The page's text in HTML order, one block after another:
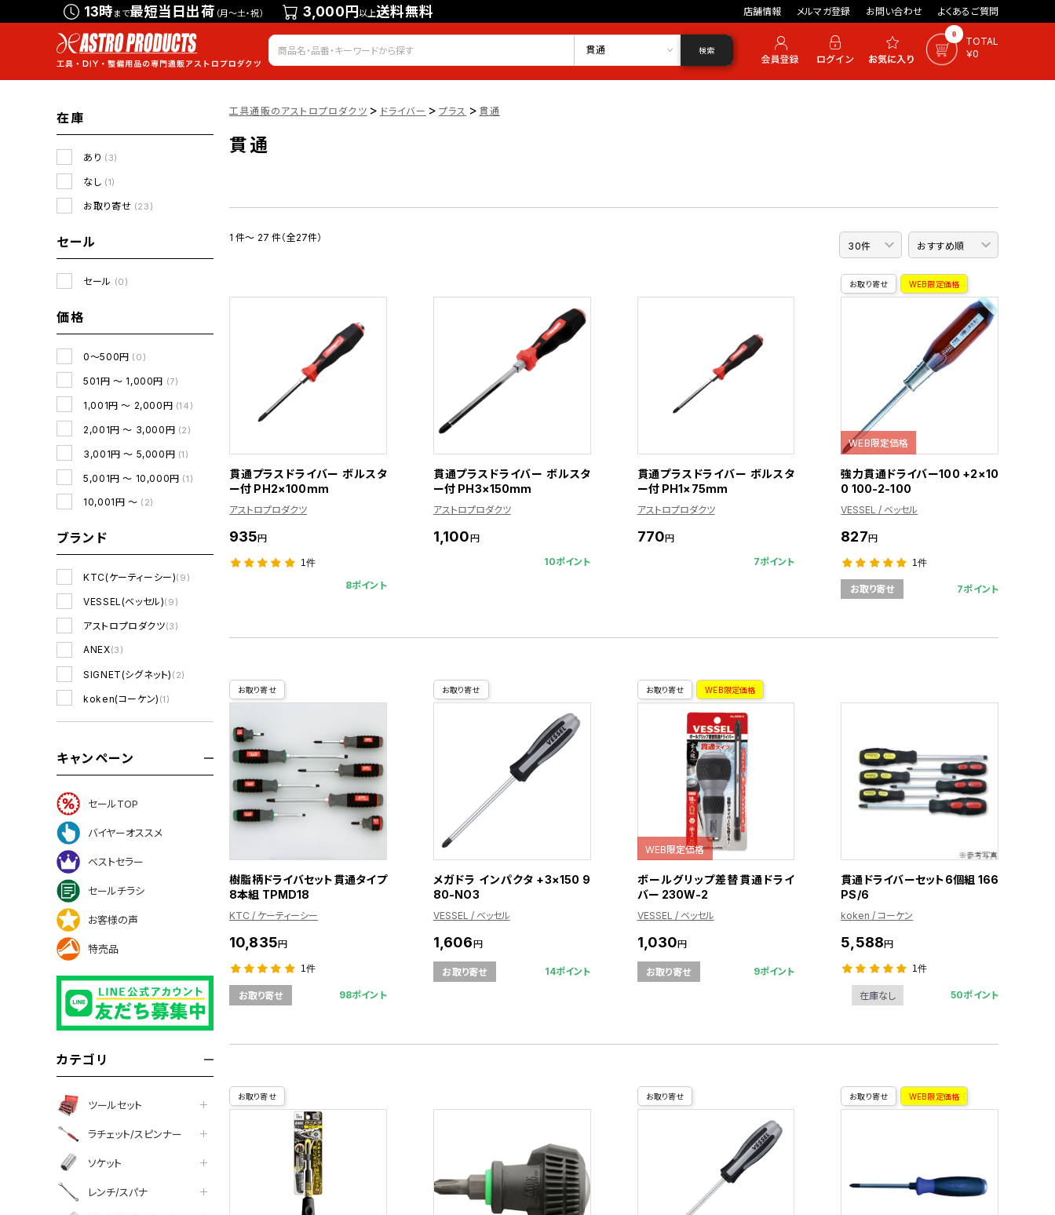
13時まで最短当日出荷 （月～土・祝） 3,000円以上送料無料 店舗情報 メルマガ登録 お問い合わせ よくあるご質問
会員登録 ログイン お気に入り 0
TOTAL
￥0
貫通 検索
在庫
あり (3)
なし (1)
お取り寄せ (23)
セール
セール (0)
価格
0～500円 (0)
501円 ～ 1,000円 (7)
1,001円 ～ 2,000円 (14)
2,001円 ～ 3,000円 (2)
3,001円 ～ 5,000円 (1)
5,001円 ～ 10,000円 (1)
10,001円 ～ (2)
ブランド
KTC(ケーティーシー)(9)
VESSEL(ベッセル)(9)
アストロプロダクツ(3)
ANEX(3)
SIGNET(シグネット) (2)
koken(コーケン) (1)
キャンペーン
セールTOP
バイヤーオススメ
ベストセラー
セールチラシ
お客様の声
特売品
カテゴリ
ツールセット
ラチェット/スピンナー
ソケット
レンチ/スパナ
工具通販のアストロプロダクツ > ドライバー > プラス > 貫通
貫通
1 件～ 27 件（全27件）
貫通プラスドライバー ボルスタ
ー付 PH2×100mm
アストロプロダクツ
935円
1件
8ポイント
貫通プラスドライバー ボルスタ
ー付 PH3×150mm
アストロプロダクツ
1,100円
10ポイント
貫通プラスドライバー ボルスタ
ー付 PH1×75mm
アストロプロダクツ
770円
7ポイント
お取り寄せ WEB限定価格
WEB限定価格
強力貫通ドライバー100 +2×10
0 100-2-100
VESSEL / ベッセル
827円
1件
お取り寄せ 7ポイント
お取り寄せ
樹脂柄ドライバセット貫通タイプ
8本組 TPMD18
KTC / ケーティーシー
10,835円
1件
お取り寄せ 98ポイント
お取り寄せ
メガドラ インパクタ +3×150 9
80-NO3
VESSEL / ベッセル
1,606円
お取り寄せ 14ポイント
お取り寄せ WEB限定価格
WEB限定価格
ボールグリップ差替貫通ドライ
バー 230W-2
VESSEL / ベッセル
1,030円
お取り寄せ 9ポイント
貫通ドライバーセット6個組 166
PS/6
koken / コーケン
5,588円
1件
在庫なし 50ポイント
お取り寄せ お取り寄せ お取り寄せ WEB限定価格